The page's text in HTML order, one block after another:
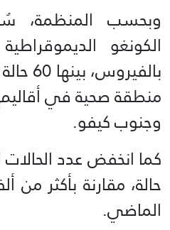
وبحسب المنظمة،
منطقة صحية في
وجنوب كيفو.
حالة، مقارنة بأكثر من
الماضي.